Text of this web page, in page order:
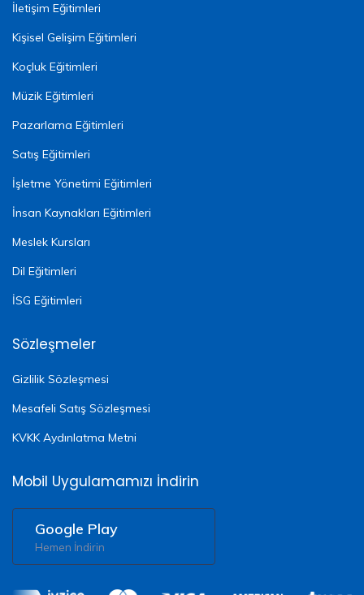
İletişim Eğitimleri
Kişisel Gelişim Eğitimleri
Koçluk Eğitimleri
Müzik Eğitimleri
Pazarlama Eğitimleri
Satış Eğitimleri
İşletme Yönetimi Eğitimleri
İnsan Kaynakları Eğitimleri
Meslek Kursları
Dil Eğitimleri
İSG Eğitimleri
Sözleşmeler
Gizlilik Sözleşmesi
Mesafeli Satış Sözleşmesi
KVKK Aydınlatma Metni
Mobil Uygulamamızı İndirin
Google Play
Hemen İndirin